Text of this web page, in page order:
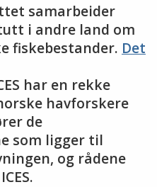
samarbeider
i andre land om
fiskebestander. Det
har en rekke
havforskere
de
som ligger til
og rådene